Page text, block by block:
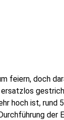
feiern, doch
hoch ist, rund
der